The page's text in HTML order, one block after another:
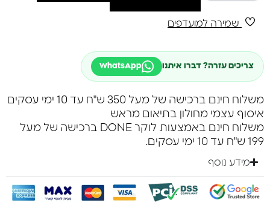
שמירה למועדפים
צריכים עזרה? דברו איתנו WhatsApp
משלוח חינם ברכישה של מעל 350 ש"ח עד 10 ימי עסקים
איסוף עצמי מחולון בתיאום מראש
משלוח חינם באמצעות לוקר DONE ברכישה של מעל
199 ש"ח עד 10 ימי עסקים.
מידע נוסף